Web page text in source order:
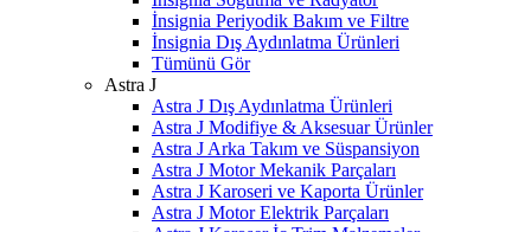
İnsignia Periyodik Bakım ve Filtre
İnsignia Dış Aydınlatma Ürünleri
Tümünü Gör
Astra J
Astra J Dış Aydınlatma Ürünleri
Astra J Modifiye & Aksesuar Ürünler
Astra J Arka Takım ve Süspansiyon
Astra J Motor Mekanik Parçaları
Astra J Karoseri ve Kaporta Ürünler
Astra J Motor Elektrik Parçaları